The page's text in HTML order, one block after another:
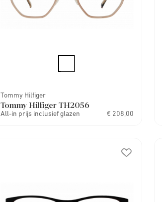
Tommy Hilfiger
Tommy Hilfiger TH2056
All-in prijs inclusief glazen € 208,00